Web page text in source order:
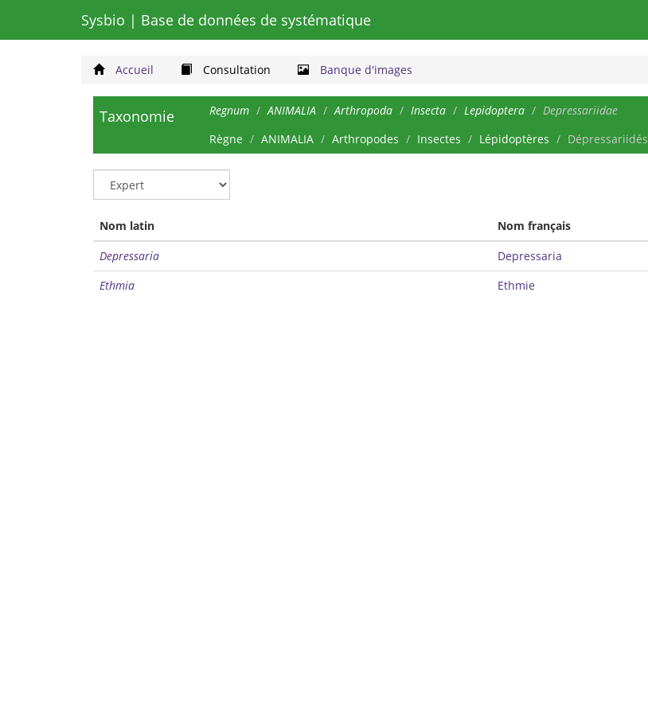
Sysbio | Base de données de systématique
Accueil Consultation Banque d'images
Taxonomie Regnum ANIMALIA Arthropoda Insecta Lepidoptera
Depressariidae
Règne
ANIMALIA Arthropodes Insectes Lépidoptères Dépressariidés
Nom latin
Nom français
Depressaria
Depressaria
Ethmia Ethmie